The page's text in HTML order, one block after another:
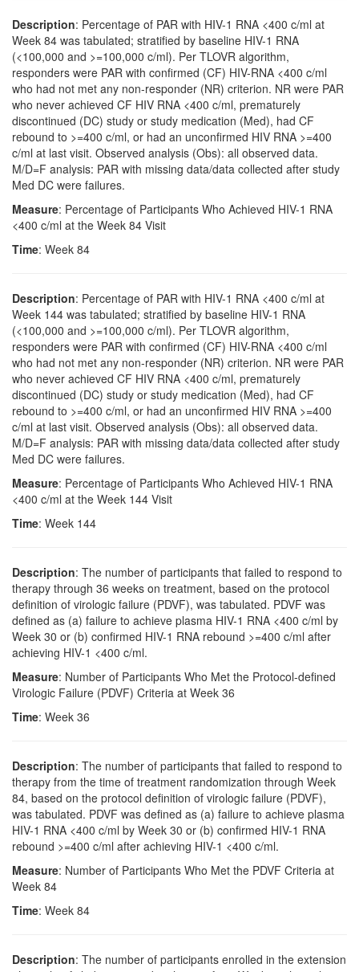
Description: Percentage of PAR with HIV-1 RNA <400 c/ml at
Week 84 was tabulated; stratified by baseline HIV-1 RNA
(<100,000 and >=100,000 c/ml). Per TLOVR algorithm,
responders were PAR with confirmed (CF) HIV-RNA <400 c/ml
who had not met any non-responder (NR) criterion. NR were PAR
who never achieved CF HIV RNA <400 c/ml, prematurely
discontinued (DC) study or study medication (Med), had CF
rebound to >=400 c/ml, or had an unconfirmed HIV RNA >=400
c/ml at last visit. Observed analysis (Obs): all observed data.
M/D=F analysis: PAR with missing data/data collected after study
Med DC were failures.
Measure: Percentage of Participants Who Achieved HIV-1 RNA
<400 c/ml at the Week 84 Visit
Time: Week 84
Description: Percentage of PAR with HIV-1 RNA <400 c/ml at
Week 144 was tabulated; stratified by baseline HIV-1 RNA
(<100,000 and >=100,000 c/ml). Per TLOVR algorithm,
responders were PAR with confirmed (CF) HIV-RNA <400 c/ml
who had not met any non-responder (NR) criterion. NR were PAR
who never achieved CF HIV RNA <400 c/ml, prematurely
discontinued (DC) study or study medication (Med), had CF
rebound to >=400 c/ml, or had an unconfirmed HIV RNA >=400
c/ml at last visit. Observed analysis (Obs): all observed data.
M/D=F analysis: PAR with missing data/data collected after study
Med DC were failures.
Measure: Percentage of Participants Who Achieved HIV-1 RNA
<400 c/ml at the Week 144 Visit
Time: Week 144
Description: The number of participants that failed to respond to
therapy through 36 weeks on treatment, based on the protocol
definition of virologic failure (PDVF), was tabulated. PDVF was
defined as (a) failure to achieve plasma HIV-1 RNA <400 c/ml by
Week 30 or (b) confirmed HIV-1 RNA rebound >=400 c/ml after
achieving HIV-1 <400 c/ml.
Measure: Number of Participants Who Met the Protocol-defined
Virologic Failure (PDVF) Criteria at Week 36
Time: Week 36
Description: The number of participants that failed to respond to
therapy from the time of treatment randomization through Week
84, based on the protocol definition of virologic failure (PDVF),
was tabulated. PDVF was defined as (a) failure to achieve plasma
HIV-1 RNA <400 c/ml by Week 30 or (b) confirmed HIV-1 RNA
rebound >=400 c/ml after achieving HIV-1 <400 c/ml.
Measure: Number of Participants Who Met the PDVF Criteria at
Week 84
Time: Week 84
Description: The number of participants enrolled in the extension